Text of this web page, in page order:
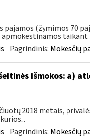
pajamos (žymimos 70
taikant
Pagrindinis: Mokesčių
išmokos: a)
2018 metais,
Pagrindinis: Mokesčių